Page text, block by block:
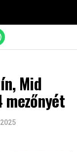
Mid
mezőnyét